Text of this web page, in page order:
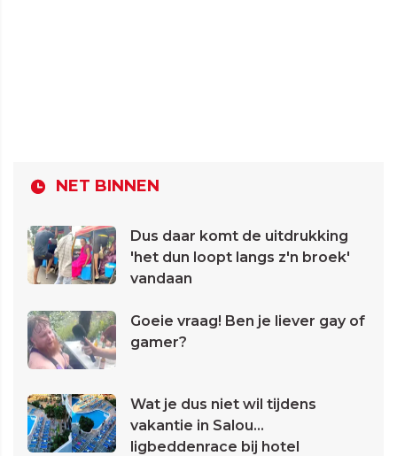
NET BINNEN
Dus daar komt de uitdrukking
'het dun loopt langs z'n broek'
vandaan
Goeie vraag! Ben je liever gay of
gamer?
Wat je dus niet wil tijdens
vakantie in Salou...
ligbeddenrace bij hotel